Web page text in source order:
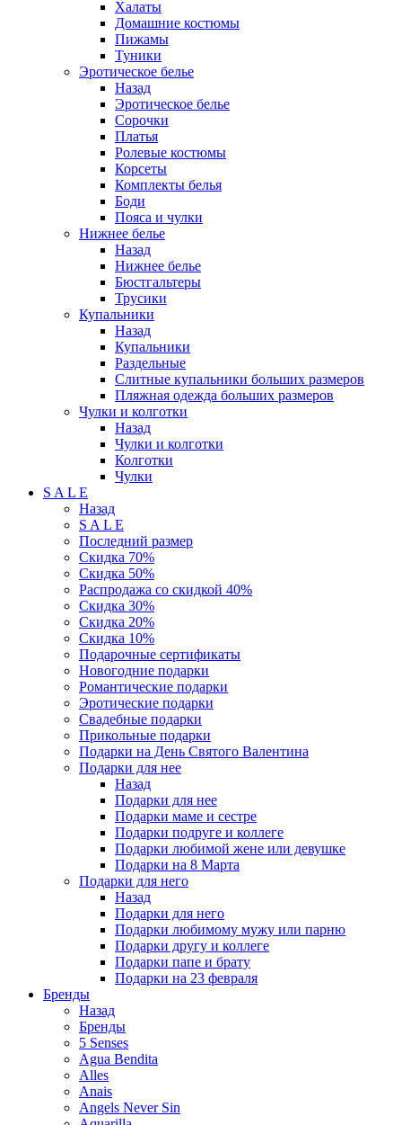
Халаты
Домашние костюмы
Пижамы
Туники
Эротическое белье
Назад
Эротическое белье
Сорочки
Платья
Ролевые костюмы
Корсеты
Комплекты белья
Боди
Пояса и чулки
Нижнее белье
Назад
Нижнее белье
Бюстгальтеры
Трусики
Купальники
Назад
Купальники
Раздельные
Слитные купальники больших размеров
Пляжная одежда больших размеров
Чулки и колготки
Назад
Чулки и колготки
Колготки
Чулки
S A L E
Назад
S A L E
Последний размер
Скидка 70%
Скидка 50%
Распродажа со скидкой 40%
Скидка 30%
Скидка 20%
Скидка 10%
Подарочные сертификаты
Новогодние подарки
Романтические подарки
Эротические подарки
Свадебные подарки
Прикольные подарки
Подарки на День Святого Валентина
Подарки для нее
Назад
Подарки для нее
Подарки маме и сестре
Подарки подруге и коллеге
Подарки любимой жене или девушке
Подарки на 8 Марта
Подарки для него
Назад
Подарки для него
Подарки любимому мужу или парню
Подарки другу и коллеге
Подарки папе и брату
Подарки на 23 февраля
Бренды
Назад
Бренды
5 Senses
Agua Bendita
Alles
Anais
Angels Never Sin